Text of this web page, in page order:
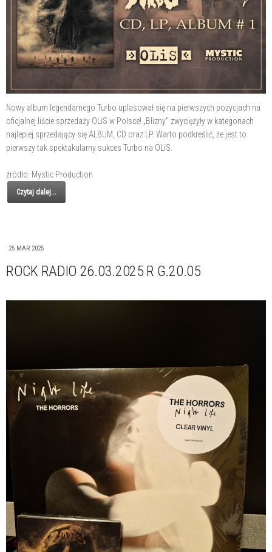
Nowy album legendarnego Turbo uplasował się na pierwszych pozycjach na
oficjalnej liście sprzedaży OLiS w Polsce! „Blizny" zwyciężyły w kategoriach
najlepiej sprzedający się ALBUM, CD oraz LP. Warto podkreślić, że jest to
pierwszy tak spektakularny sukces Turbo na OLiS.
źródło: Mystic Production
Czytaj dalej...
25 MAR 2025
ROCK RADIO 26.03.2025 R G.20.05